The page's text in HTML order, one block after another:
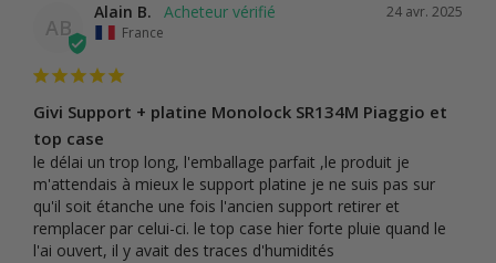
AB
24 avr. 2025
Alain B.
France
Givi Support + platine Monolock SR134M Piaggio et
top case
le délai un trop long, l'emballage parfait ,le produit je
m'attendais à mieux le support platine je ne suis pas sur
qu'il soit étanche une fois l'ancien support retirer et
remplacer par celui-ci. le top case hier forte pluie quand le
l'ai ouvert, il y avait des traces d'humidités